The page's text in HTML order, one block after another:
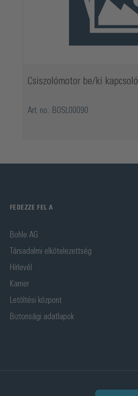
Csiszolómotor be/ki kapcsoló
Art. no.: BOSL00090
FEDEZZE FEL A
Bohle AG
Társadalmi elkötelezettség
Hírlevél
Karrier
Letöltési központ
Biztonsági adatlapok